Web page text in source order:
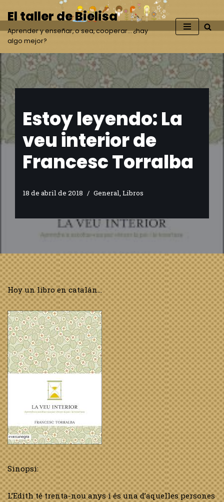
Saltar
al
contenido
El taller de Bielisa
Aprender y enseñar, o sea, cooperar… ¿hay
algo mejor?
Estoy leyendo: La
veu interior de
Francesc Torralba
18 de abril de 2018 General, Libros
Hoy un libro en catalán…
Sinopsi:
L’Edith té trenta-nou anys i és una d’aquelles persones